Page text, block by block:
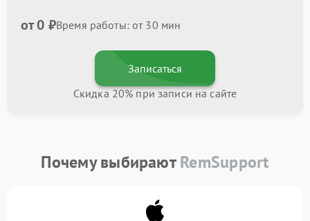
от 0 ₽Время работы: от 30 мин
Записаться
Скидка 20% при записи на сайте
Почему выбираютRemSupport